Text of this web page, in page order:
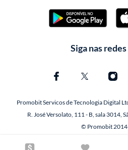
Siga nas
Promobit Servicos de Tecnologia Digital
R. José Versolato, 111 - B, sala 3014,
© Promobit